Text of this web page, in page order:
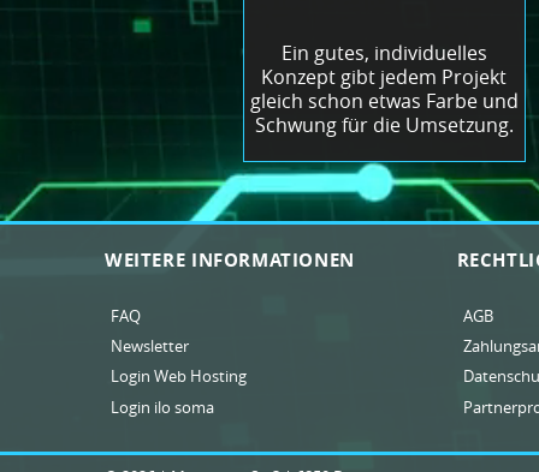
Ein gutes, individuelles
Konzept gibt jedem Projekt
gleich schon etwas Farbe und
Schwung für die Umsetzung.
WEITERE INFORMATIONEN
FAQ
Newsletter
Login Web Hosting
Login ilo soma
AGB